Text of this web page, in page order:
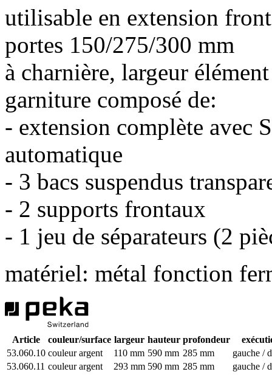
utilisable en extension
portes 150/275/300 mm
à charnière, largeur
garniture composé de:
- extension complète avec
automatique
- 3 bacs suspendus
- 2 supports frontaux
- 1 jeu de séparateurs (2
matériel: métal fonction
Article couleur/surface largeur hauteur profondeur
53.060.10 couleur argent 110 mm 590 mm 285 mm
gauche /
53.060.11 couleur argent 293 mm 590 mm 285 mm gauche /